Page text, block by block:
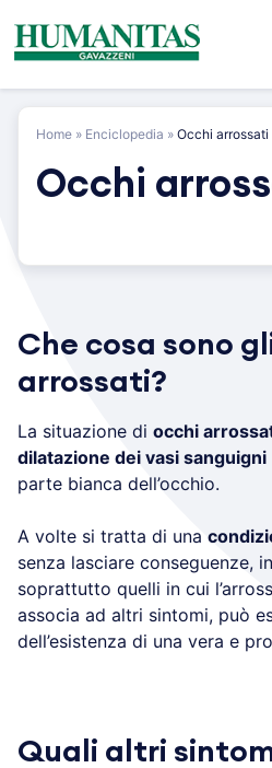
content
Home » Enciclopedia » Occhi arrossati
Occhi
Che cosa sono
arrossati?
La situazione di occhi
dilatazione dei vasi sanguigni
parte bianca dell’occhio.
A volte si tratta di una
senza lasciare conseguenze,
soprattutto quelli in cui
associa ad altri sintomi, può
dell’esistenza di una vera e
Quali altri